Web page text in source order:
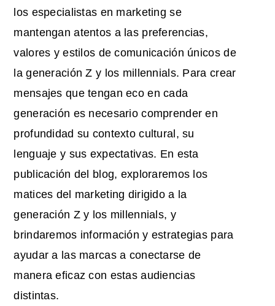
los especialistas en marketing se
mantengan atentos a las preferencias,
valores y estilos de comunicación únicos de
la generación Z y los millennials. Para crear
mensajes que tengan eco en cada
generación es necesario comprender en
profundidad su contexto cultural, su
lenguaje y sus expectativas. En esta
publicación del blog, exploraremos los
matices del marketing dirigido a la
generación Z y los millennials, y
brindaremos información y estrategias para
ayudar a las marcas a conectarse de
manera eficaz con estas audiencias
distintas.